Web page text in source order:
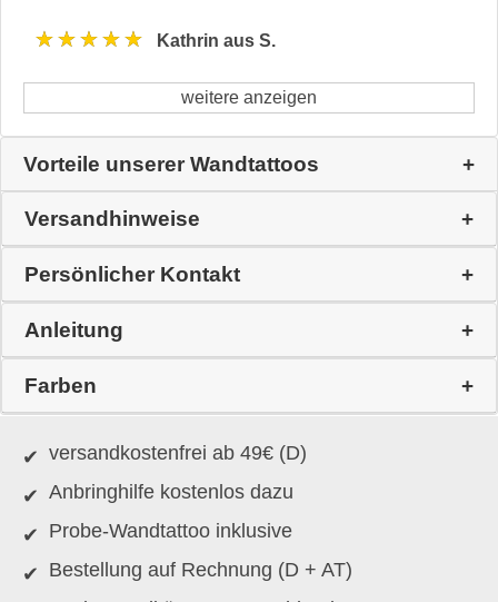
★★★★★ Kathrin aus S.
weitere anzeigen
Vorteile unserer Wandtattoos
Versandhinweise
Persönlicher Kontakt
Anleitung
Farben
versandkostenfrei ab 49€ (D)
Anbringhilfe kostenlos dazu
Probe-Wandtattoo inklusive
Bestellung auf Rechnung (D + AT)